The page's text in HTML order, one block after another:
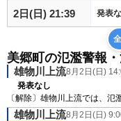
2日(日) 21:39 発表
美郷町の氾濫警報
雄物川上流8月2日(日)
発表なし
〔解除〕雄物川上流では、氾
雄物川上流8月2日(日)